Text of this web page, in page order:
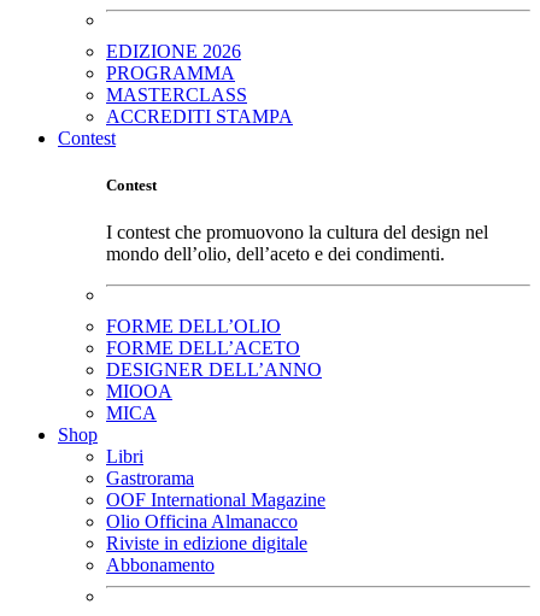
EDIZIONE 2026
PROGRAMMA
MASTERCLASS
ACCREDITI STAMPA
Contest
Contest
I contest che promuovono la cultura del design nel
mondo dell’olio, dell’aceto e dei condimenti.
FORME DELL’OLIO
FORME DELL’ACETO
DESIGNER DELL’ANNO
MIOOA
MICA
Shop
Libri
Gastrorama
OOF International Magazine
Olio Officina Almanacco
Riviste in edizione digitale
Abbonamento